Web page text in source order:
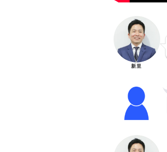
新里